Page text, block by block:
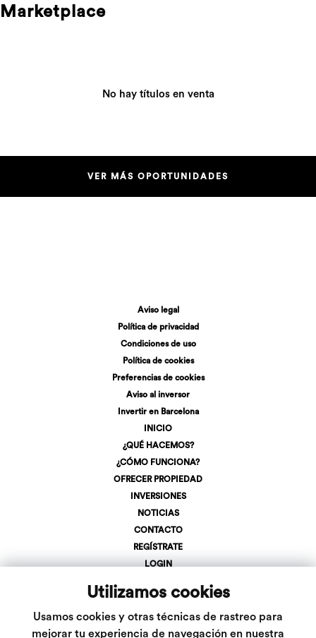
Utilizamos cookies
Usamos cookies y otras técnicas de rastreo para
mejorar tu experiencia de navegación en nuestra
Marketplace
No hay títulos en venta
VER MÁS OPORTUNIDADES
Aviso legal
Política de privacidad
Condiciones de uso
Política de cookies
Preferencias de cookies
Aviso al inversor
Invertir en Barcelona
INICIO
¿QUÉ HACEMOS?
¿CÓMO FUNCIONA?
OFRECER PROPIEDAD
INVERSIONES
NOTICIAS
CONTACTO
REGÍSTRATE
LOGIN
info@inveslar.com